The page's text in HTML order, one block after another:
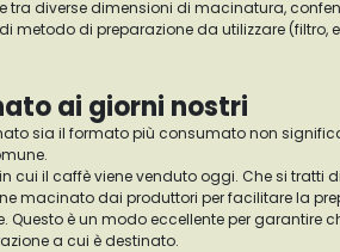
tra diverse dimensioni di macinatura,
metodo di preparazione da utilizzare (filtro,
ai giorni nostri
sia il formato più consumato non
cui il caffè viene venduto oggi. Che si tratti
macinato dai produttori per facilitare la
Questo è un modo eccellente per garantire
a cui è destinato.